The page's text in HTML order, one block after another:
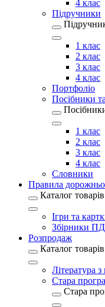
4 клас
Підручники
1 клас
2 клас
3 клас
4 клас
Портфоліо
Посібники
1 клас
2 клас
3 клас
4 клас
Словники
Правила
Каталог товарів
Ігри та
Збірники
Розпродаж
Каталог товарів
Література
Стара
Стара